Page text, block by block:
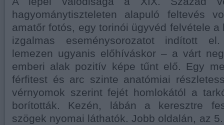
hagyománytiszteleten alapuló feltevés
amatőr fotós, egy torinói ügyvéd felvétele a
izgalmas eseménysorozatot indított
lemezen ugyanis előhíváskor – a várt
emberi alak pozitív képe tűnt elő. Egy
férfitest és arc szinte anatómiai
vérnyomok szerint fejét homlokától a
borították. Kezén, lábán a keresztre
szögek nyomai láthatók. Jobb oldalán, az